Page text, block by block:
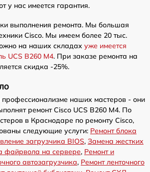
у нас имеется гарантия.
выполнения ремонта. Мы большая
Cisco. Мы имеем более 20 тыс.
на наших складах уже имеется
UCS B260 M4. При заказе ремонта на
скидка -25%.
наших мастеров - они
ремонт Cisco UCS B260 M4. По
в Краснодаре по ремонту Cisco,
следующие услуги: Ремонт блока
загрузчика BIOS, Замена жестких
файрвола на сервере, Ремонт и
автозагрузчика, Ремонт ленточного